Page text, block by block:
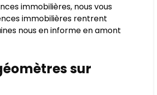
immobilières, nous vous
immobilières rentrent
nous en informe en amont
sur